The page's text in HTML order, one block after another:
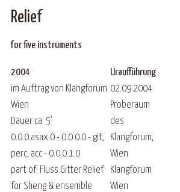
Relief
for five instruments
2004
im Auftrag von Klangforum
Wien
Dauer ca. 5'
0.0.0.asax.0 - 0.0.0.0 - git,
perc, acc - 0.0.0.1.0
part of: Fluss Gitter Relief
for Sheng & ensemble
Uraufführung
02.09.2004
Proberaum
des
Klangforum,
Wien
Klangforum
Wien